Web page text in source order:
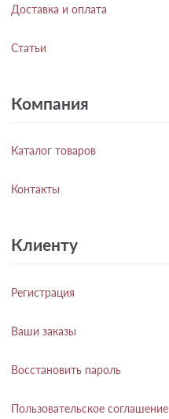
Доставка и оплата
Статьи
Компания
Каталог товаров
Контакты
Клиенту
Регистрация
Ваши заказы
Восстановить пароль
Пользовательское соглашение